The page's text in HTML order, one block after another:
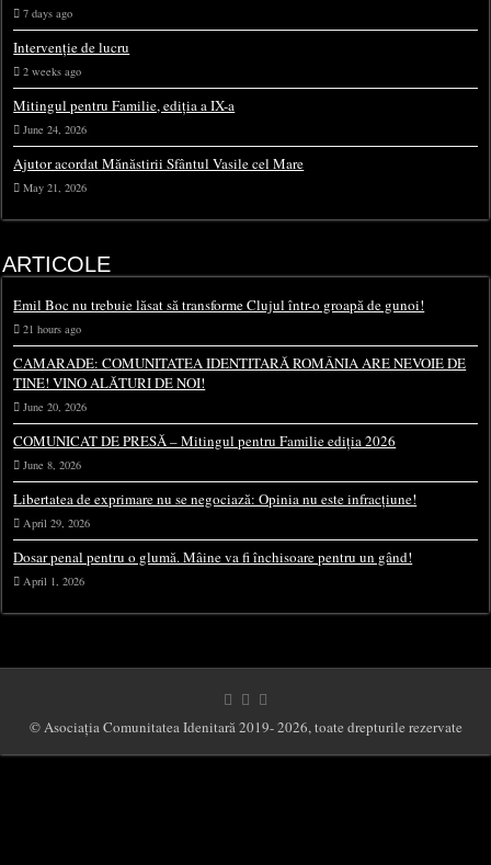
7 days ago
Intervenție de lucru
2 weeks ago
Mitingul pentru Familie, ediția a IX-a
June 24, 2026
Ajutor acordat Mănăstirii Sfântul Vasile cel Mare
May 21, 2026
ARTICOLE
Emil Boc nu trebuie lăsat să transforme Clujul într-o groapă de gunoi!
21 hours ago
CAMARADE: COMUNITATEA IDENTITARĂ ROMÂNIA ARE NEVOIE DE
TINE! VINO ALĂTURI DE NOI!
June 20, 2026
COMUNICAT DE PRESĂ – Mitingul pentru Familie ediția 2026
June 8, 2026
Libertatea de exprimare nu se negociază: Opinia nu este infracțiune!
April 29, 2026
Dosar penal pentru o glumă. Mâine va fi închisoare pentru un gând!
April 1, 2026
© Asociația Comunitatea Idenitară 2019- 2026, toate drepturile rezervate